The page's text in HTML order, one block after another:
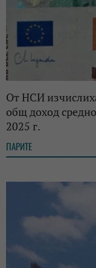
От НСИ
общ доход
2025 г.
ПАРИТЕ